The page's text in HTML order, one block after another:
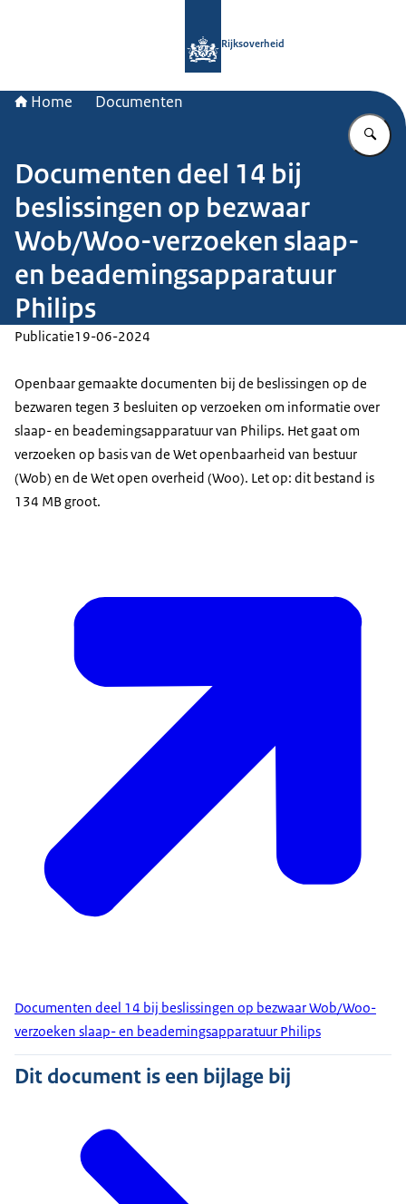
Rijksoverheid
Home Documenten
Documenten deel 14 bij
beslissingen op bezwaar
Wob/Woo-verzoeken slaap-
en beademingsapparatuur
Philips
Publicatie19-06-2024
Openbaar gemaakte documenten bij de beslissingen op de
bezwaren tegen 3 besluiten op verzoeken om informatie over
slaap- en beademingsapparatuur van Philips. Het gaat om
verzoeken op basis van de Wet openbaarheid van bestuur
(Wob) en de Wet open overheid (Woo). Let op: dit bestand is
134 MB groot.
Documenten deel 14 bij beslissingen op bezwaar Wob/Woo-
verzoeken slaap- en beademingsapparatuur Philips
Dit document is een bijlage bij